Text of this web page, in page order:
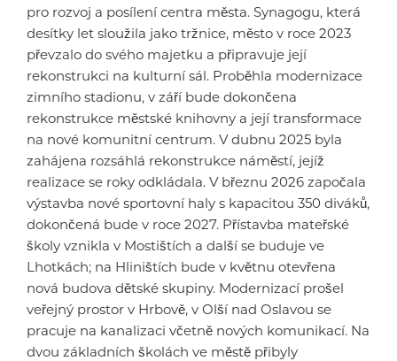
pro rozvoj a posílení centra města. Synagogu, která
desítky let sloužila jako tržnice, město v roce 2023
převzalo do svého majetku a připravuje její
rekonstrukci na kulturní sál. Proběhla modernizace
zimního stadionu, v září bude dokončena
rekonstrukce městské knihovny a její transformace
na nové komunitní centrum. V dubnu 2025 byla
zahájena rozsáhlá rekonstrukce náměstí, jejíž
realizace se roky odkládala. V březnu 2026 započala
výstavba nové sportovní haly s kapacitou 350 diváků,
dokončená bude v roce 2027. Přístavba mateřské
školy vznikla v Mostištích a další se buduje ve
Lhotkách; na Hliništích bude v květnu otevřena
nová budova dětské skupiny. Modernizací prošel
veřejný prostor v Hrbově, v Olší nad Oslavou se
pracuje na kanalizaci včetně nových komunikací. Na
dvou základních školách ve městě přibyly